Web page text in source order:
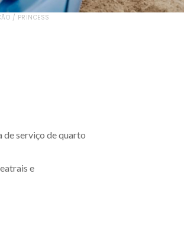
/ PRINCESS
de serviço de quarto
e